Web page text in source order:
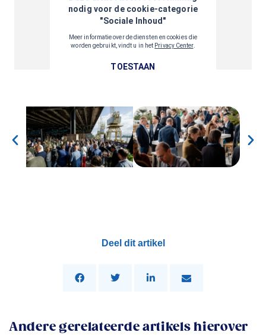
Deel dit artikel
Andere gerelateerde artikels hierover